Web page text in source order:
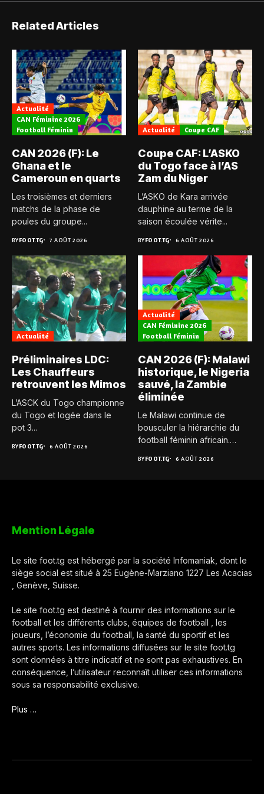
Related Articles
Actualité
CAN Féminine 2026
Football Féminin
CAN 2026 (F): Le
Ghana et le
Cameroun en quarts
Les troisièmes et derniers
matchs de la phase de
poules du groupe...
BYFOOT.TG 7 AOÛT 2026
Actualité Coupe CAF
Coupe CAF: L’ASKO
du Togo face à l’AS
Zam du Niger
L’ASKO de Kara arrivée
dauphine au terme de la
saison écoulée vérite...
BYFOOT.TG 6 AOÛT 2026
Actualité
Préliminaires LDC:
Les Chauffeurs
retrouvent les Mimos
L’ASCK du Togo championne
du Togo et logée dans le
pot 3...
BYFOOT.TG 6 AOÛT 2026
Actualité
CAN Féminine 2026
Football Féminin
CAN 2026 (F): Malawi
historique, le Nigeria
sauvé, la Zambie
éliminée
Le Malawi continue de
bousculer la hiérarchie du
football féminin africain.
BYFOOT.TG 6 AOÛT 2026
Mention Légale
Le site foot.tg est hébergé par la société Infomaniak, dont le
siège social est situé à 25 Eugène-Marziano 1227 Les Acacias
, Genève, Suisse.
Le site foot.tg est destiné à fournir des informations sur le
football et les différents clubs, équipes de football , les
joueurs, l’économie du football, la santé du sportif et les
autres sports. Les informations diffusées sur le site foot.tg
sont données à titre indicatif et ne sont pas exhaustives. En
conséquence, l’utilisateur reconnaît utiliser ces informations
sous sa responsabilité exclusive.
Plus …